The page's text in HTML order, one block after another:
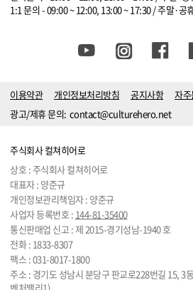
1:1 문의 - 09:00 ~ 12:00, 13:00 ~ 17:30 / 주말·공
이용약관 개인정보처리방침 공지사항
자
광고/제휴 문의: contact@culturehero.net
주식회사 컬쳐히어로
상호 : 주식회사 컬쳐히어로
대표자 : 양준규
개인정보관리책임자 : 양준규
사업자 등록번호 : 144-81-35400
통신판매업 신고 : 제 2015-경기성남-1940 호
전화 : 1833-8307
팩스 : 031-8017-1800
주소 : 경기도 성남시 분당구 판교로228번길 15, 3